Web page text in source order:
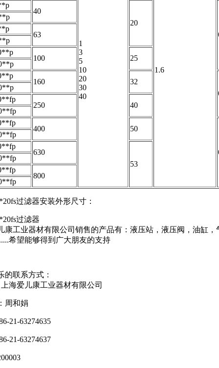
1
3
5
10
20
30
40
1.6
40
20
63
100 25
160
32
250 40
400 50
630
53
800
过滤器安装外形尺寸：
过滤器
康工业器材有限公司销售的产品有：液压站，液压阀，油缸
希望能够得到广大朋友的支持
的联系方式：
海爱儿康工业器材有限公司
周和娟
21-63274635
21-63274637